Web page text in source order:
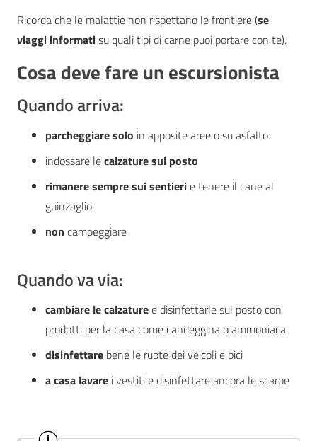
Ricorda che le malattie non rispettano le frontiere (se
viaggi informatisu quali tipi di carne puoi portare con te).
Cosa deve fareun escursionista
Quando arriva:
parcheggiare solo in apposite aree o su asfalto
indossare lecalzature sul posto
rimanere sempre sui sentierie tenere il cane al
guinzaglio
non campeggiare
Quando va via:
cambiare le calzaturee disinfettarle sul posto con
prodotti per la casa come candeggina o ammoniaca
disinfettare bene le ruote dei veicoli e bici
a casa lavare i vestiti e disinfettare ancora le scarpe